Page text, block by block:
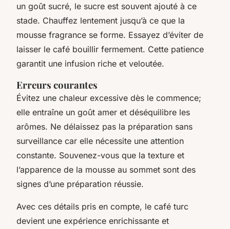
un goût sucré, le sucre est souvent ajouté à ce
stade. Chauffez lentement jusqu’à ce que la
mousse fragrance se forme. Essayez d’éviter de
laisser le café bouillir fermement. Cette patience
garantit une infusion riche et veloutée.
Erreurs courantes
Évitez une chaleur excessive dès le commence;
elle entraîne un goût amer et déséquilibre les
arômes. Ne délaissez pas la préparation sans
surveillance car elle nécessite une attention
constante. Souvenez-vous que la texture et
l’apparence de la mousse au sommet sont des
signes d’une préparation réussie.
Avec ces détails pris en compte, le café turc
devient une expérience enrichissante et